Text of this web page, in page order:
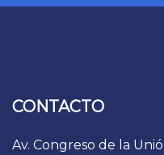
CONTACTO
Av. Congreso de la